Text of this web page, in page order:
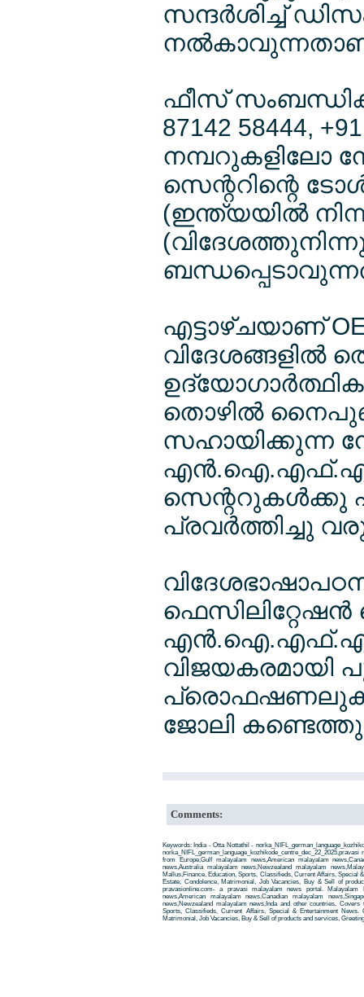
സന്ദര്‍ശിച്ച്
ഫീസ്
87142 58444,
നമ്പറുകളിലോ
സെന്ററിന്റെ
(ഇന്ത്യയില്‍
എട്ടാഴ്ചയാണ്
വിദേശങ്ങളില്‍
തൊഴില്‍
സഹായിക്കുന്ന
എന്‍.ഐ.എഫ്.എല്‍.
സെന്ററുകള്‍ക്കു
പ്രവര്‍ത്തിച്ചു
എന്‍.ഐ.എഫ്.എല്‍
വിജയകരമായി
ജോലി
Comments:
Keywords: India - Otta Nottathil -
from Europe,Gulf malayalam news,American malayalam
news,Australia malayalam news,Newzealand malayalam
Mallus,Finance, Education, Sports, Classifieds, Current Affairs, Special
Estate, Condolence, Matrimonial, Job Vacancies, Buy & Sell of
pravasionline.com- a pravasi malayalam news portal. Malayalam
news,American malayalam news,Canadian malayalam
news,Newzealand malayalam news,Inda and other countries.
Sports, Classifieds, Current Affairs, Special & Entertainment News.
Matrimonial, Job Vacancies, Buy & Sell of products and services,